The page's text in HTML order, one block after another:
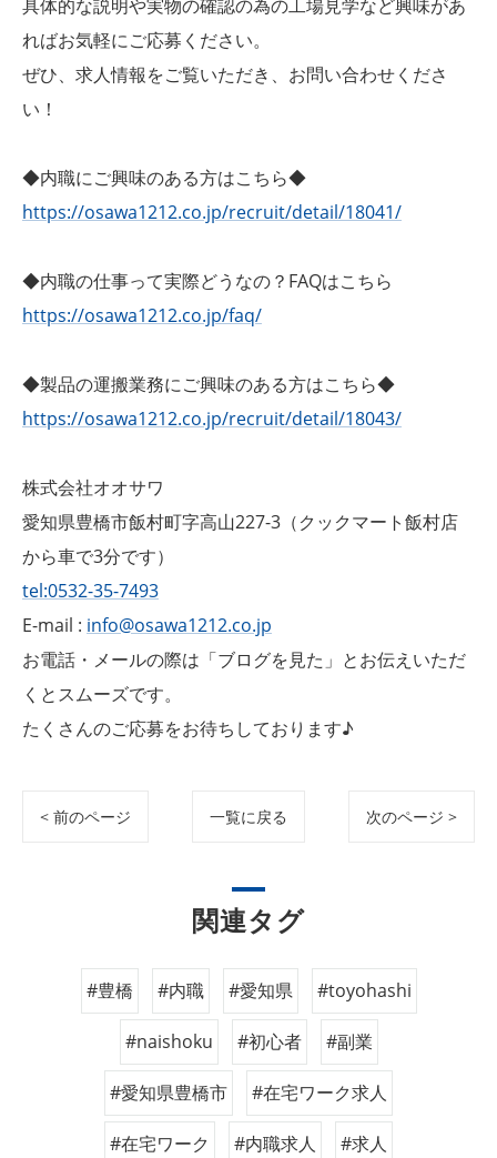
具体的な説明や実物の確認の為の工場見学など興味があ
ればお気軽にご応募ください。
ぜひ、求人情報をご覧いただき、お問い合わせくださ
い！
◆内職にご興味のある方はこちら◆
https://osawa1212.co.jp/recruit/detail/18041/
◆内職の仕事って実際どうなの？FAQはこちら
https://osawa1212.co.jp/faq/
◆製品の運搬業務にご興味のある方はこちら◆
https://osawa1212.co.jp/recruit/detail/18043/
株式会社オオサワ
愛知県豊橋市飯村町字高山227-3（クックマート飯村店
から車で3分です）
tel:0532-35-7493
E-mail : info@osawa1212.co.jp
お電話・メールの際は「ブログを見た」とお伝えいただ
くとスムーズです。
たくさんのご応募をお待ちしております♪
< 前のページ 一覧に戻る 次のページ >
関連タグ
#豊橋 #内職 #愛知県 #toyohashi
#naishoku #初心者 #副業
#愛知県豊橋市 #在宅ワーク求人
#在宅ワーク #内職求人 #求人